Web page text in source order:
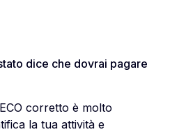
dice che dovrai pagare
corretto è molto
la tua attività e